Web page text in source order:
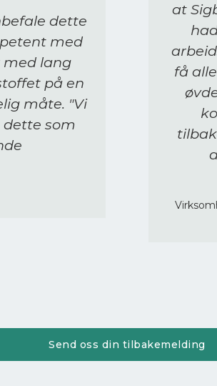
dette
med
lang
på en
måte. "Vi
dette som
at
få
Send oss din tilbakemelding